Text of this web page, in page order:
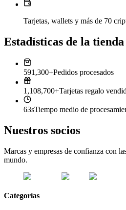
Tarjetas, wallets y más de 70
Estadísticas de la tienda
591,300+Pedidos procesados
1,108,700+Tarjetas regalo
63sTiempo medio de
Nuestros socios
Marcas y empresas de confianza con
mundo.
Categorías